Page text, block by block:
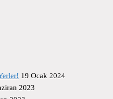
19 Ocak 2024
2023